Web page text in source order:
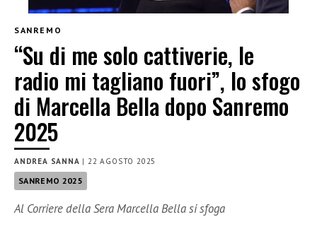
SANREMO
“Su di me solo cattiverie, le
radio mi tagliano fuori”, lo sfogo
di Marcella Bella dopo Sanremo
2025
ANDREA SANNA | 22 AGOSTO 2025
SANREMO 2025
Al Corriere della Sera Marcella Bella si sfoga